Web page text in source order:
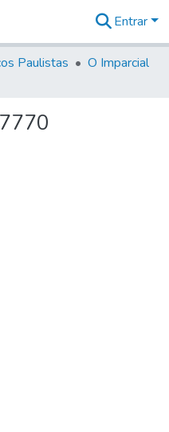
Entrar
Paulistas
O Imparcial